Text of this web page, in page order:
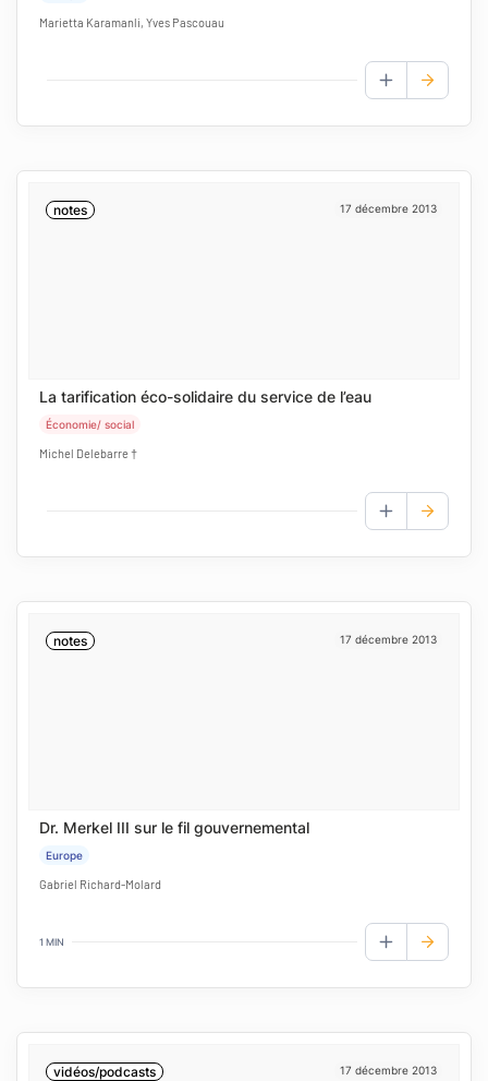
Marietta Karamanli, Yves Pascouau
AJOUTER
notes 17 décembre 2013
La tarification éco-solidaire du service de l’eau
Économie/ social
Michel Delebarre †
AJOUTER
notes 17 décembre 2013
Dr. Merkel III sur le fil gouvernemental
Europe
Gabriel Richard-Molard
1 MIN
AJOUTER
vidéos/podcasts 17 décembre 2013